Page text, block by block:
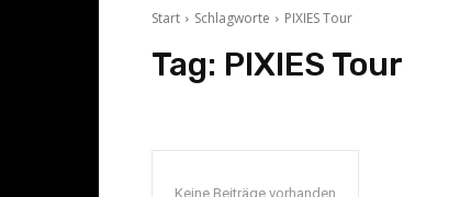
Start Schlagworte PIXIES Tour
Tag: PIXIES Tour
Keine Beiträge vorhanden